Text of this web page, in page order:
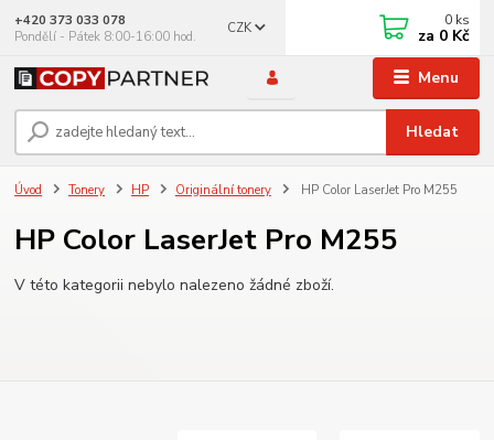
Menu
CZK
Hledat
+420 373 033 078
Pondělí - Pátek 8:00-16:00 hod.
0 ks
za 0 Kč
Úvod Tonery HP Originální tonery HP Color LaserJet Pro M255
HP Color LaserJet Pro M255
V této kategorii nebylo nalezeno žádné zboží.